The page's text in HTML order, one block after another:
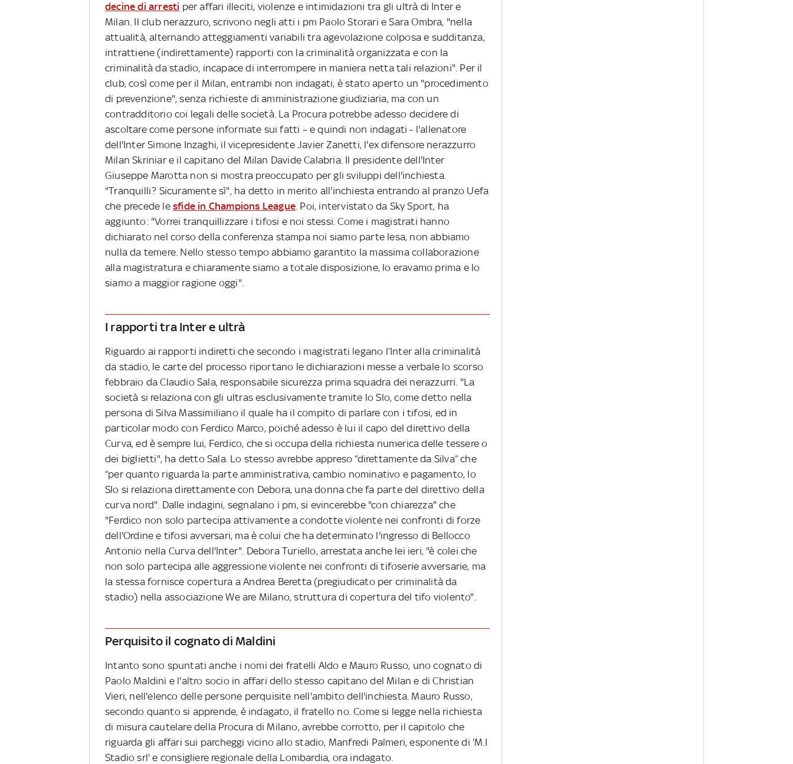
decine di arresti per affari illeciti, violenze e intimidazioni tra gli ultrà di Inter e
Milan. Il club nerazzuro, scrivono negli atti i pm Paolo Storari e Sara Ombra, "nella
attualità, alternando atteggiamenti variabili tra agevolazione colposa e sudditanza,
intrattiene (indirettamente) rapporti con la criminalità organizzata e con la
criminalità da stadio, incapace di interrompere in maniera netta tali relazioni". Per il
club, così come per il Milan, entrambi non indagati, è stato aperto un "procedimento
di prevenzione", senza richieste di amministrazione giudiziaria, ma con un
contradditorio coi legali delle società. La Procura potrebbe adesso decidere di
ascoltare come persone informate sui fatti – e quindi non indagati - l'allenatore
dell'Inter Simone Inzaghi, il vicepresidente Javier Zanetti, l'ex difensore nerazzurro
Milan Skriniar e il capitano del Milan Davide Calabria. Il presidente dell'Inter
Giuseppe Marotta non si mostra preoccupato per gli sviluppi dell'inchiesta.
"Tranquilli? Sicuramente sì", ha detto in merito all'inchiesta entrando al pranzo Uefa
che precede le sfide in Champions League. Poi, intervistato da Sky Sport, ha
aggiunto: "Vorrei tranquillizzare i tifosi e noi stessi. Come i magistrati hanno
dichiarato nel corso della conferenza stampa noi siamo parte lesa, non abbiamo
nulla da temere. Nello stesso tempo abbiamo garantito la massima collaborazione
alla magistratura e chiaramente siamo a totale disposizione, lo eravamo prima e lo
siamo a maggior ragione oggi".
I rapporti tra Inter e ultrà
Riguardo ai rapporti indiretti che secondo i magistrati legano l’Inter alla criminalità
da stadio, le carte del processo riportano le dichiarazioni messe a verbale lo scorso
febbraio da Claudio Sala, responsabile sicurezza prima squadra dei nerazzurri. "La
società si relaziona con gli ultras esclusivamente tramite lo Slo, come detto nella
persona di Silva Massimiliano il quale ha il compito di parlare con i tifosi, ed in
particolar modo con Ferdico Marco, poiché adesso è lui il capo del direttivo della
Curva, ed è sempre lui, Ferdico, che si occupa della richiesta numerica delle tessere o
dei biglietti", ha detto Sala. Lo stesso avrebbe appreso “direttamente da Silva” che
“per quanto riguarda la parte amministrativa, cambio nominativo e pagamento, lo
Slo si relaziona direttamente con Debora, una donna che fa parte del direttivo della
curva nord". Dalle indagini, segnalano i pm, si evincerebbe "con chiarezza" che
"Ferdico non solo partecipa attivamente a condotte violente nei confronti di forze
dell'Ordine e tifosi avversari, ma è colui che ha determinato l'ingresso di Bellocco
Antonio nella Curva dell'Inter". Debora Turiello, arrestata anche lei ieri, "è colei che
non solo partecipa alle aggressione violente nei confronti di tifoserie avversarie, ma
la stessa fornisce copertura a Andrea Beretta (pregiudicato per criminalità da
stadio) nella associazione We are Milano, struttura di copertura del tifo violento".
Perquisito il cognato di Maldini
Intanto sono spuntati anche i nomi dei fratelli Aldo e Mauro Russo, uno cognato di
Paolo Maldini e l'altro socio in affari dello stesso capitano del Milan e di Christian
Vieri, nell'elenco delle persone perquisite nell'ambito dell'inchiesta. Mauro Russo,
secondo quanto si apprende, è indagato, il fratello no. Come si legge nella richiesta
di misura cautelare della Procura di Milano, avrebbe corrotto, per il capitolo che
riguarda gli affari sui parcheggi vicino allo stadio, Manfredi Palmeri, esponente di 'M.I
Stadio srl' e consigliere regionale della Lombardia, ora indagato.